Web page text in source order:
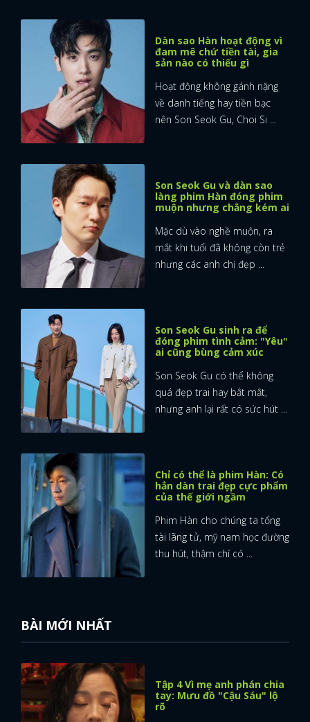
FACEBOOK
Dàn sao Hàn hoạt động vì
đam mê chứ tiền tài, gia
sản nào có thiếu gì
Hoạt động không gánh nặng
về danh tiếng hay tiền bạc
nên Son Seok Gu, Choi Si ...
Son Seok Gu và dàn sao
làng phim Hàn đóng phim
muộn nhưng chẳng kém ai
Mặc dù vào nghề muộn, ra
mắt khi tuổi đã không còn trẻ
nhưng các anh chị đẹp ...
Son Seok Gu sinh ra để
đóng phim tình cảm: "Yêu"
ai cũng bùng cảm xúc
Son Seok Gu có thể không
quá đẹp trai hay bắt mắt,
nhưng anh lại rất có sức hút ...
Chỉ có thể là phim Hàn: Có
hẳn dàn trai đẹp cực phẩm
của thế giới ngầm
Phim Hàn cho chúng ta tổng
tài lãng tử, mỹ nam học đường
thu hút, thậm chí có ...
BÀI MỚI NHẤT
Tập 4 Vì mẹ anh phán chia
tay: Mưu đồ "Cậu Sáu" lộ
rõ